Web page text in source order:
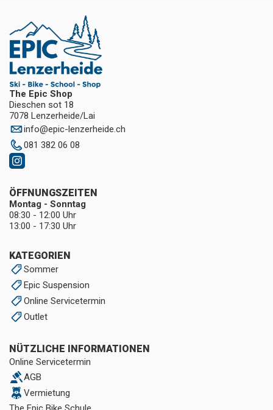
The Epic Shop
Dieschen sot 18
7078 Lenzerheide/Lai
info@epic-lenzerheide.ch
081 382 06 08
KATEGORIEN
Sommer
Epic Suspension
Online Servicetermin
Outlet
NÜTZLICHE INFORMATIONEN
Online Servicetermin
AGB
Vermietung
ÖFFNUNGSZEITEN
Montag - Sonntag
08:30 - 12:00 Uhr
13:00 - 17:30 Uhr